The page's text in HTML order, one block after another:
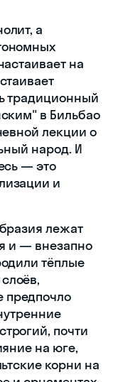
а
на
традиционный
в Бильбао
лекции о
народ. И
— это
и
лежат
и — внезапно
тёплые
предпочло
почти
на юге,
корни на